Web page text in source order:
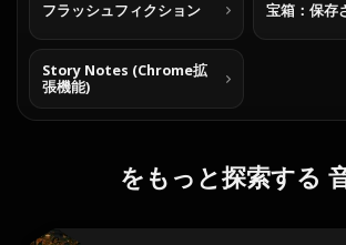
フラッシュフィクション 宝箱：保存
Story Notes (Chrome拡
張機能)
をもっと探索する